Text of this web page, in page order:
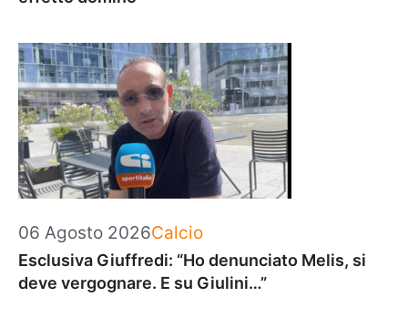
06 Agosto 2026Categorie
Calcio
Esclusiva Giuffredi: “Ho denunciato Melis, si
deve vergognare. E su Giulini…”